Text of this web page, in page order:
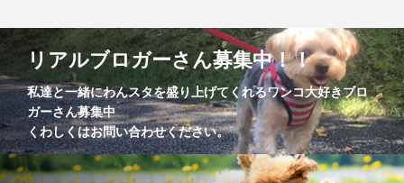
リアルブロガーさん募集中！！
私達と一緒にわんスタを盛り上げてくれるワンコ大好きブロ
ガーさん募集中
くわしくはお問い合わせください。